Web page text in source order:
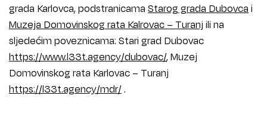
grada Karlovca, podstranicama Starog grada Dubovca i
Muzeja Domovinskog rata Kalrovac – Turanj ili na
sljedećim poveznicama: Stari grad Dubovac
https://www.l33t.agency/dubovac/, Muzej
Domovinskog rata Karlovac – Turanj
https://l33t.agency/mdr/.